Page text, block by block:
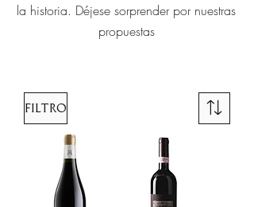
la historia. Déjese sorprender por nuestras
propuestas
Filtro